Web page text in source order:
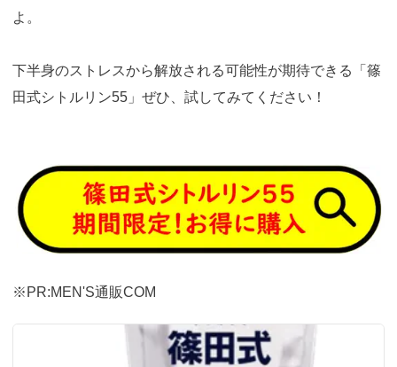
よ。
下半身のストレスから解放される可能性が期待できる「篠
田式シトルリン55」ぜひ、試してみてください！
https://fam-
ad.com/ad/p/r?
_site=67781&_article=21914
※PR:MEN'S通販COM